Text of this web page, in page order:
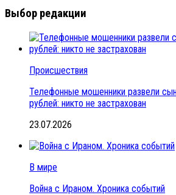
Выбор редакции
Происшествия
Телефонные мошенники развели
рублей: никто не застрахован
23.07.2026
В мире
Война с Ираном. Хроника событий